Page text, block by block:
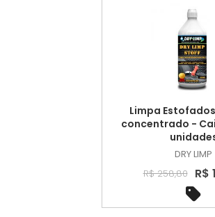
Limpa
concentrado -
DRY LIMP
R$ 258,80
R$